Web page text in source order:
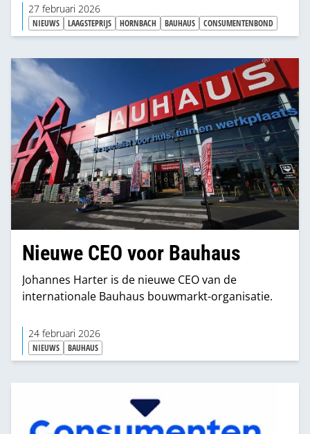
27 februari 2026
NIEUWS LAAGSTEPRIJS HORNBACH BAUHAUS CONSUMENTENBOND
Nieuwe CEO voor Bauhaus
Johannes Harter is de nieuwe CEO van de
internationale Bauhaus bouwmarkt-organisatie.
24 februari 2026
NIEUWS BAUHAUS